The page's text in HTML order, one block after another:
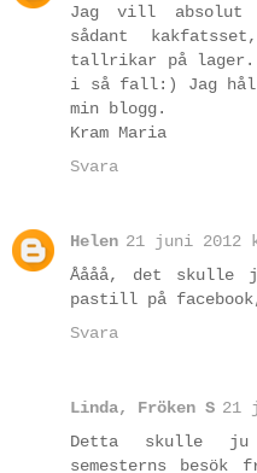
Jag vill absolut
sådant
tallrikar på lager.
i så fall:) Jag
min blogg.
Kram Maria
Svara
Helen 21 juni 2012
Åååå, det
pastill på
Svara
Linda, Fröken S 21
Detta skulle
semesterns besök